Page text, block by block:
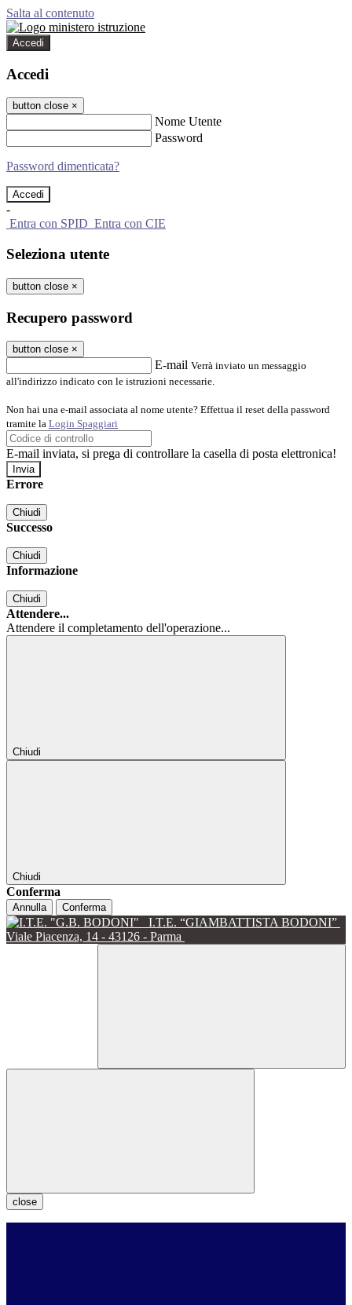
Salta al contenuto
Accedi
Accedi
button close ×
Nome Utente
Password
Password dimenticata?
-
Entra con SPID Entra con CIE
Seleziona utente
button close ×
Recupero password
button close ×
E-mail Verrà inviato un messaggio
all'indirizzo indicato con le istruzioni necessarie.
Non hai una e-mail associata al nome utente? Effettua il reset della password
tramite la Login Spaggiari
E-mail inviata, si prega di controllare la casella di posta elettronica!
Errore
Chiudi
Successo
Chiudi
Informazione
Chiudi
Attendere...
Attendere il completamento dell'operazione...
Chiudi
Chiudi
Conferma
Annulla Conferma
I.T.E. “GIAMBATTISTA BODONI”
Viale Piacenza, 14 - 43126 - Parma
close